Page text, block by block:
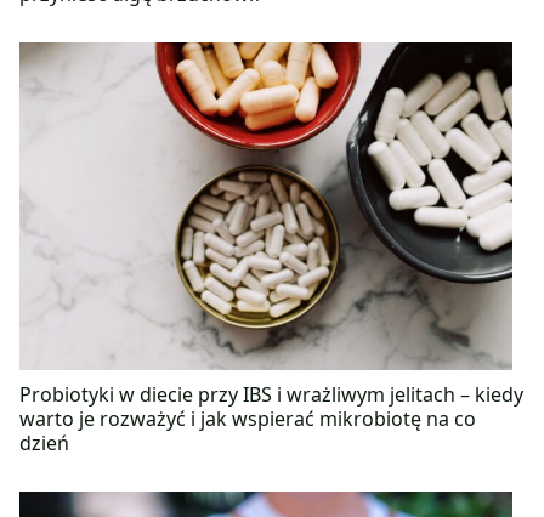
Probiotyki w diecie przy IBS i wrażliwym jelitach – kiedy
warto je rozważyć i jak wspierać mikrobiotę na co
dzień